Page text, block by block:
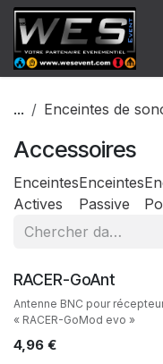
Se rendre au contenu
... Enceintes de
Accessoires
Enceintes
Actives
Enceintes
Passive
Ventes
RACER-GoAnt
Antenne BNC pour
« RACER-GoMod evo »
4,96 €